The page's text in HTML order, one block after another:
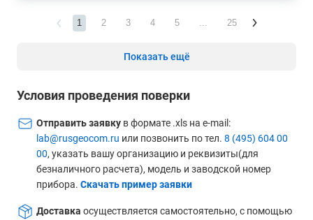
1 2 3 4 5 ... 25
Показать ещё
Условия проведения поверки
Отправить заявку в формате .xls на e-mail:
lab@rusgeocom.ru или позвонить по тел. 8 (495) 604 00
00, указать вашу организацию и реквизиты(для
безналичного расчета), модель и заводской номер
прибора. Скачать пример заявки
Доставка осуществляется самостоятельно, с помощью